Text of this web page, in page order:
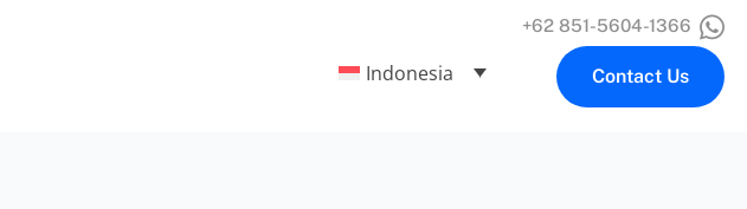
Indonesia
+62 851-5604-1366
Contact Us